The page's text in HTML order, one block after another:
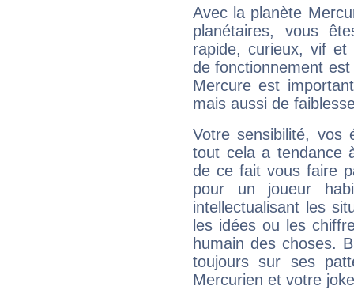
Avec la planète
planétaires, vous
rapide, curieux, vif et
de fonctionnement
Mercure est
mais aussi de
Votre sensibilité,
tout cela a tendance
de ce fait vous faire
pour un joueur
intellectualisant les
les idées ou les
humain des choses.
toujours sur ses
Mercurien et votre